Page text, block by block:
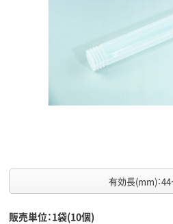
有効長(mm)：
販売単位：1袋(10個)